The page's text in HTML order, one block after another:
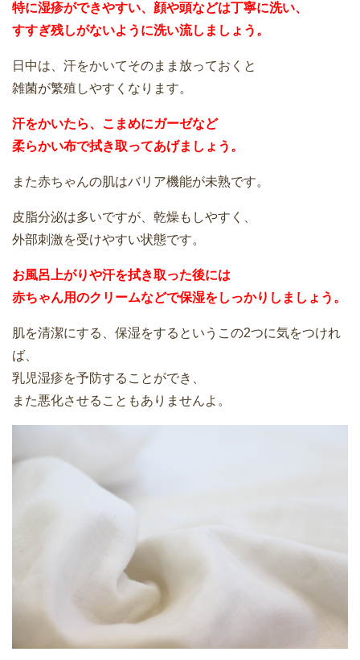
特に湿疹ができやすい、顔や頭などは丁寧に洗い、
すすぎ残しがないように洗い流しましょう。
日中は、汗をかいてそのまま放っておくと
雑菌が繁殖しやすくなります。
汗をかいたら、こまめにガーゼなど
柔らかい布で拭き取ってあげましょう。
また赤ちゃんの肌はバリア機能が未熟です。
皮脂分泌は多いですが、乾燥もしやすく、
外部刺激を受けやすい状態です。
お風呂上がりや汗を拭き取った後には
赤ちゃん用のクリームなどで保湿をしっかりしましょう。
肌を清潔にする、保湿をするというこの2つに気をつけれ
ば、
乳児湿疹を予防することができ、
また悪化させることもありませんよ。